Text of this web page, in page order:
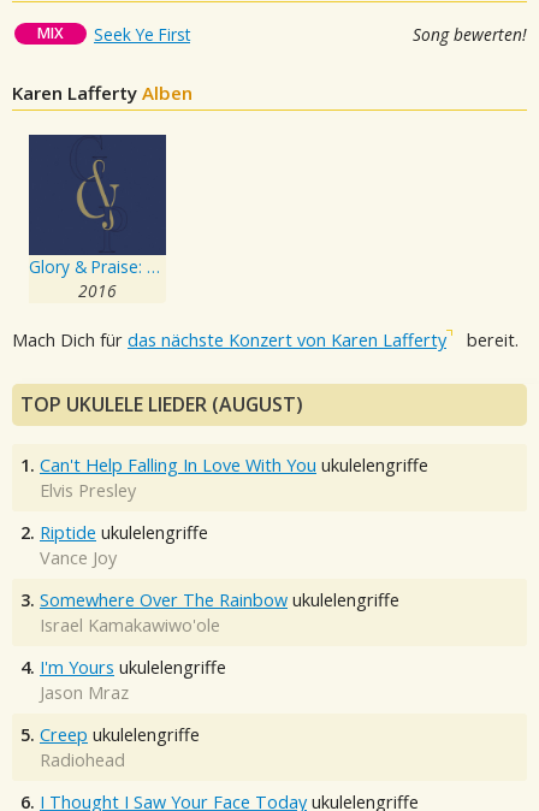
MIX Seek Ye First Song bewerten!
Karen Lafferty Alben
Glory & Praise: Third Edition, Vol. 22
2016
Mach Dich für das nächste Konzert von Karen Lafferty bereit.
TOP UKULELE LIEDER (AUGUST)
1. Can't Help Falling In Love With You ukulelengriffe
Elvis Presley
2. Riptide ukulelengriffe
Vance Joy
3. Somewhere Over The Rainbow ukulelengriffe
Israel Kamakawiwo'ole
4. I'm Yours ukulelengriffe
Jason Mraz
5. Creep ukulelengriffe
Radiohead
6. I Thought I Saw Your Face Today ukulelengriffe